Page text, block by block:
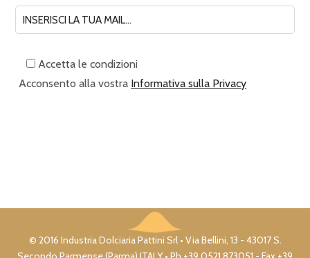
Accetta le condizioni
Acconsento alla vostra Informativa sulla Privacy
© 2016 Industria Dolciaria Pattini Srl • Via Bellini, 13 - 43017 S.